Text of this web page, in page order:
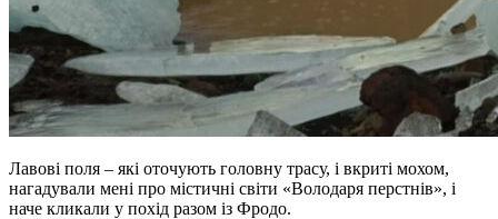
Лавові поля – які оточують головну трасу, і вкриті мохом,
нагадували мені про містичні світи «Володаря перстнів», і
наче кликали у похід разом із Фродо.